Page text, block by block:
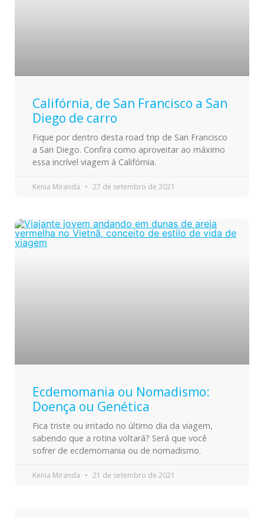
Califórnia, de San Francisco a San
Diego de carro
Fique por dentro desta road trip de San Francisco
a San Diego. Confira como aproveitar ao máximo
essa incrível viagem à Califórnia.
Kenia Miranda 27 de setembro de 2021
Ecdemomania ou Nomadismo:
Doença ou Genética
Fica triste ou irritado no último dia da viagem,
sabendo que a rotina voltará? Será que você
sofrer de ecdemomania ou de nomadismo.
Kenia Miranda 21 de setembro de 2021